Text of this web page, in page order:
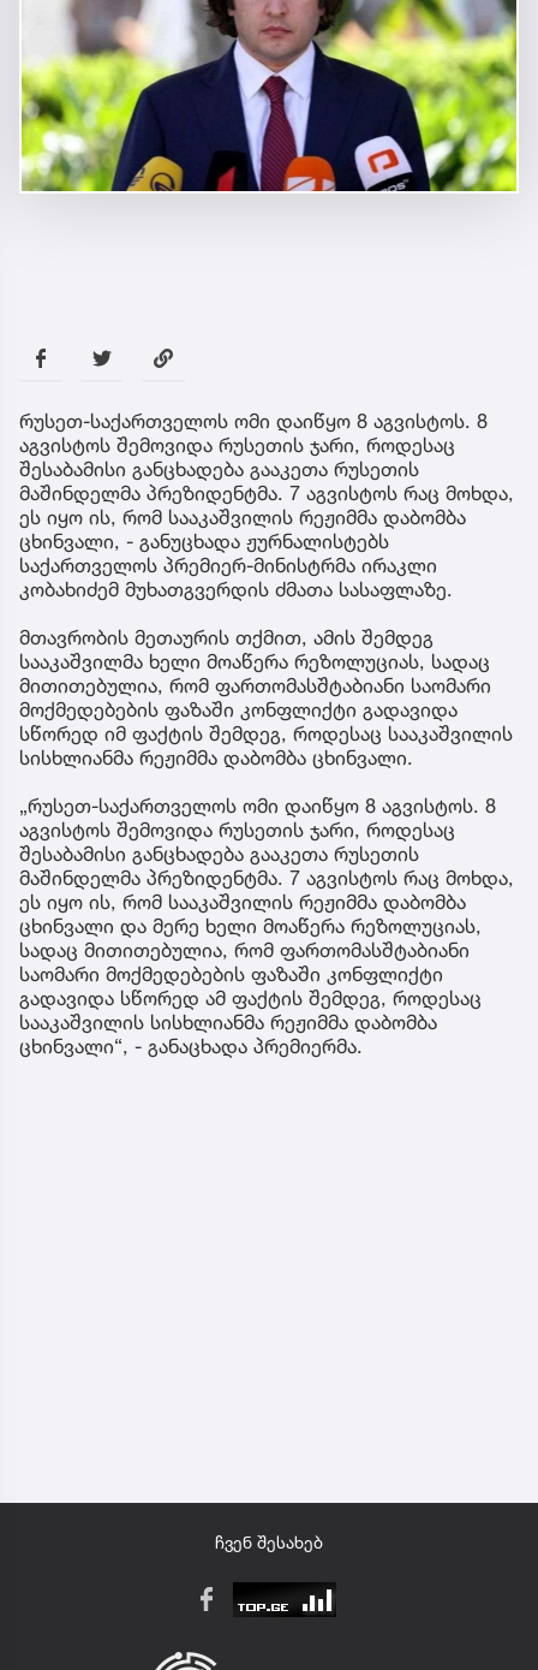
რუსეთ-საქართველოს ომი დაიწყო 8 აგვისტოს. 8
აგვისტოს შემოვიდა რუსეთის ჯარი, როდესაც
შესაბამისი განცხადება გააკეთა რუსეთის
მაშინდელმა პრეზიდენტმა. 7 აგვისტოს რაც მოხდა,
ეს იყო ის, რომ სააკაშვილის რეჟიმმა დაბომბა
ცხინვალი, - განუცხადა ჟურნალისტებს
საქართველოს პრემიერ-მინისტრმა ირაკლი
კობახიძემ მუხათგვერდის ძმათა სასაფლაზე.
მთავრობის მეთაურის თქმით, ამის შემდეგ
სააკაშვილმა ხელი მოაწერა რეზოლუციას, სადაც
მითითებულია, რომ ფართომასშტაბიანი საომარი
მოქმედებების ფაზაში კონფლიქტი გადავიდა
სწორედ იმ ფაქტის შემდეგ, როდესაც სააკაშვილის
სისხლიანმა რეჟიმმა დაბომბა ცხინვალი.
„რუსეთ-საქართველოს ომი დაიწყო 8 აგვისტოს. 8
აგვისტოს შემოვიდა რუსეთის ჯარი, როდესაც
შესაბამისი განცხადება გააკეთა რუსეთის
მაშინდელმა პრეზიდენტმა. 7 აგვისტოს რაც მოხდა,
ეს იყო ის, რომ სააკაშვილის რეჟიმმა დაბომბა
ცხინვალი და მერე ხელი მოაწერა რეზოლუციას,
სადაც მითითებულია, რომ ფართომასშტაბიანი
საომარი მოქმედებების ფაზაში კონფლიქტი
გადავიდა სწორედ ამ ფაქტის შემდეგ, როდესაც
სააკაშვილის სისხლიანმა რეჟიმმა დაბომბა
ცხინვალი“, - განაცხადა პრემიერმა.
ჩვენ შესახებ